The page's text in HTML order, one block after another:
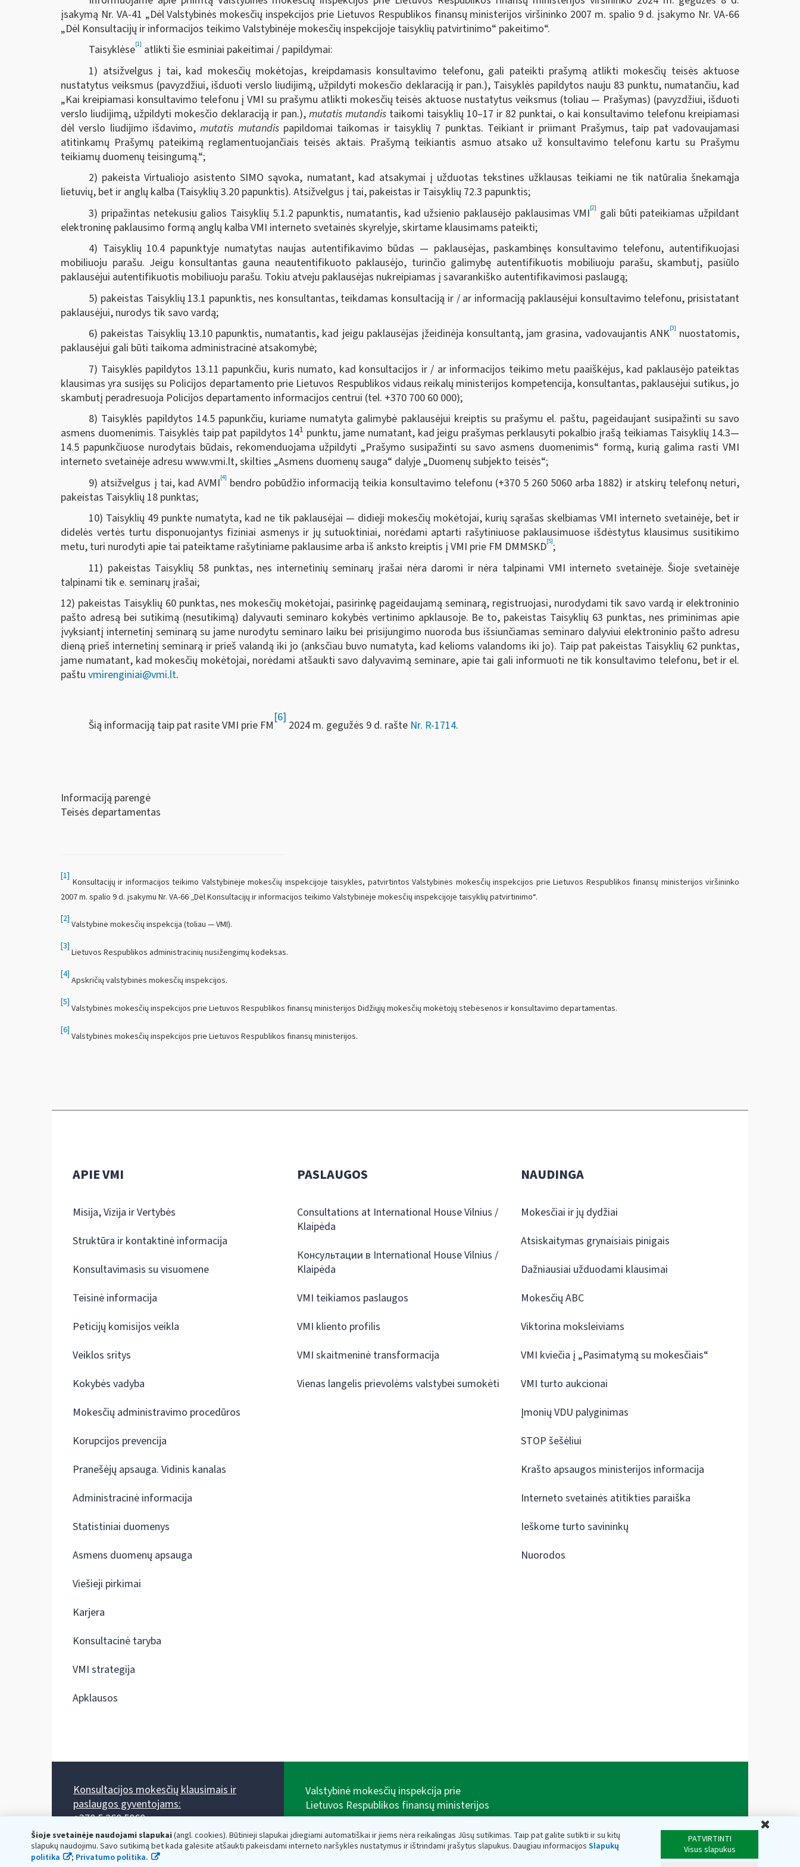
įsakymą Nr. VA-41 „Dėl Valstybinės mokesčių inspekcijos prie Lietuvos Respublikos finansų ministerijos viršininko 2007 m. spalio 9 d. įsakymo Nr. VA-66
„Dėl Konsultacijų ir informacijos teikimo Valstybinėje mokesčių inspekcijoje taisyklių patvirtinimo“ pakeitimo“.
Taisyklėse[1] atlikti šie esminiai pakeitimai / papildymai:
1) atsižvelgus į tai, kad mokesčių mokėtojas, kreipdamasis konsultavimo telefonu, gali pateikti prašymą atlikti mokesčių teisės aktuose
nustatytus veiksmus (pavyzdžiui, išduoti verslo liudijimą, užpildyti mokesčio deklaraciją ir pan.), Taisyklės papildytos nauju 83 punktu, numatančiu, kad
„Kai kreipiamasi konsultavimo telefonu į VMI su prašymu atlikti mokesčių teisės aktuose nustatytus veiksmus (toliau — Prašymas) (pavyzdžiui, išduoti
verslo liudijimą, užpildyti mokesčio deklaraciją ir pan.), mutatis mutandis taikomi taisyklių 10–17 ir 82 punktai, o kai konsultavimo telefonu kreipiamasi
dėl verslo liudijimo išdavimo,mutatis mutandispapildomai taikomas ir taisyklių 7 punktas. Teikiant ir priimant Prašymus, taip pat vadovaujamasi
atitinkamų Prašymų pateikimą reglamentuojančiais teisės aktais. Prašymą teikiantis asmuo atsako už konsultavimo telefonu kartu su Prašymu
teikiamų duomenų teisingumą.“;
2) pakeista Virtualiojo asistento SIMO sąvoka, numatant, kad atsakymai į užduotas tekstines užklausas teikiami ne tik natūralia šnekamąja
lietuvių, bet ir anglų kalba (Taisyklių 3.20 papunktis). Atsižvelgus į tai, pakeistas ir Taisyklių 72.3 papunktis;
3) pripažintas netekusiu galios Taisyklių 5.1.2 papunktis, numatantis, kad užsienio paklausėjo paklausimas VMI[2] gali būti pateikiamas užpildant
elektroninę paklausimo formą anglų kalba VMI interneto svetainės skyrelyje, skirtame klausimams pateikti;
4) Taisyklių 10.4 papunktyje numatytas naujas autentifikavimo būdas — paklausėjas, paskambinęs konsultavimo telefonu, autentifikuojasi
mobiliuoju parašu. Jeigu konsultantas gauna neautentifikuoto paklausėjo, turinčio galimybę autentifikuotis mobiliuoju parašu, skambutį, pasiūlo
paklausėjui autentifikuotis mobiliuoju parašu. Tokiu atveju paklausėjas nukreipiamas į savarankiško autentifikavimosi paslaugą;
5) pakeistas Taisyklių 13.1 papunktis, nes konsultantas, teikdamas konsultaciją ir / ar informaciją paklausėjui konsultavimo telefonu, prisistatant
paklausėjui, nurodys tik savo vardą;
6) pakeistas Taisyklių 13.10 papunktis, numatantis, kad jeigu paklausėjas įžeidinėja konsultantą, jam grasina, vadovaujantis ANK[3] nuostatomis,
paklausėjui gali būti taikoma administracinė atsakomybė;
7) Taisyklės papildytos 13.11 papunkčiu, kuris numato, kad konsultacijos ir / ar informacijos teikimo metu paaiškėjus, kad paklausėjo pateiktas
klausimas yra susijęs su Policijos departamento prie Lietuvos Respublikos vidaus reikalų ministerijos kompetencija, konsultantas, paklausėjui sutikus, jo
skambutį peradresuoja Policijos departamento informacijos centrui (tel. +370 700 60 000);
8) Taisyklės papildytos 14.5 papunkčiu, kuriame numatyta galimybė paklausėjui kreiptis su prašymu el. paštu, pageidaujant susipažinti su savo
asmens duomenimis. Taisyklės taip pat papildytos 141 punktu, jame numatant, kad jeigu prašymas perklausyti pokalbio įrašą teikiamas Taisyklių 14.3—
14.5 papunkčiuose nurodytais būdais, rekomenduojama užpildyti „Prašymo susipažinti su savo asmens duomenimis“ formą, kurią galima rasti VMI
interneto svetainėje adresu www.vmi.lt, skilties „Asmens duomenų sauga“ dalyje „Duomenų subjekto teisės“;
9) atsižvelgus į tai, kad AVMI[4] bendro pobūdžio informaciją teikia konsultavimo telefonu (+370 5 260 5060 arba 1882) ir atskirų telefonų neturi,
pakeistas Taisyklių 18 punktas;
10) Taisyklių 49 punkte numatyta, kad ne tik paklausėjai — didieji mokesčių mokėtojai, kurių sąrašas skelbiamas VMI interneto svetainėje, bet ir
didelės vertės turtu disponuojantys fiziniai asmenys ir jų sutuoktiniai, norėdami aptarti rašytiniuose paklausimuose išdėstytus klausimus susitikimo
metu, turi nurodyti apie tai pateiktame rašytiniame paklausime arba iš anksto kreiptis į VMI prie FM DMMSKD[5];
11) pakeistas Taisyklių 58 punktas, nes internetinių seminarų įrašai nėra daromi ir nėra talpinami VMI interneto svetainėje. Šioje svetainėje
talpinami tik e. seminarų įrašai;
12) pakeistas Taisyklių 60 punktas, nes mokesčių mokėtojai, pasirinkę pageidaujamą seminarą, registruojasi, nurodydami tik savo vardą ir elektroninio
pašto adresą bei sutikimą (nesutikimą) dalyvauti seminaro kokybės vertinimo apklausoje. Be to, pakeistas Taisyklių 63 punktas, nes priminimas apie
įvyksiantį internetinį seminarą su jame nurodytu seminaro laiku bei prisijungimo nuoroda bus išsiunčiamas seminaro dalyviui elektroninio pašto adresu
dieną prieš internetinį seminarą ir prieš valandą iki jo (anksčiau buvo numatyta, kad kelioms valandoms iki jo). Taip pat pakeistas Taisyklių 62 punktas,
jame numatant, kad mokesčių mokėtojai, norėdami atšaukti savo dalyvavimą seminare, apie tai gali informuoti ne tik konsultavimo telefonu, bet ir el.
paštu vmirenginiai@vmi.lt.
Šią informaciją taip pat rasite VMI prie FM
[6]
2024 m. gegužės 9 d. rašte Nr. R-1714.
Informaciją parengė
Teisės departamentas
[1]
Konsultacijų ir informacijos teikimo Valstybinėje mokesčių inspekcijoje taisyklės, patvirtintos Valstybinės mokesčių inspekcijos prie Lietuvos Respublikos finansų ministerijos viršininko
2007 m. spalio 9 d. įsakymu Nr. VA-66 „Dėl Konsultacijų ir informacijos teikimo Valstybinėje mokesčių inspekcijoje taisyklių patvirtinimo“.
[2]
Valstybinė mokesčių inspekcija (toliau — VMI).
[3]
Lietuvos Respublikos administracinių nusižengimų kodeksas.
[4]
Apskričių valstybinės mokesčių inspekcijos.
[5]
Valstybinės mokesčių inspekcijos prie Lietuvos Respublikos finansų ministerijos Didžiųjų mokesčių mokėtojų stebėsenos ir konsultavimo departamentas.
[6]
Valstybinės mokesčių inspekcijos prie Lietuvos Respublikos finansų ministerijos.
Šioje svetainėje naudojami slapukai(angl. cookies). Būtinieji slapukai įdiegiami automatiškai ir jiems nėra reikalingas Jūsų sutikimas. Taip pat galite sutikti ir su kitų
slapukų naudojimu. Savo sutikimą bet kada galėsite atšaukti pakeisdami interneto naršyklės nustatymus ir ištrindami įrašytus slapukus. Daugiau informacijos Slapukų
politika
; Privatumo politika.
PATVIRTINTI
Visus slapukus
APIE VMI
Misija, Vizija ir Vertybės
Struktūra ir kontaktinė informacija
Konsultavimasis su visuomene
Teisinė informacija
Peticijų komisijos veikla
Veiklos sritys
Kokybės vadyba
Mokesčių administravimo procedūros
Korupcijos prevencija
Pranešėjų apsauga. Vidinis kanalas
Administracinė informacija
Statistiniai duomenys
Asmens duomenų apsauga
Viešieji pirkimai
Karjera
Konsultacinė taryba
VMI strategija
Apklausos
PASLAUGOS
Consultations at International House Vilnius /
Klaipėda
Консультации в International House Vilnius /
Klaipėda
VMI teikiamos paslaugos
VMI kliento profilis
VMI skaitmeninė transformacija
Vienas langelis prievolėms valstybei sumokėti
NAUDINGA
Mokesčiai ir jų dydžiai
Atsiskaitymas grynaisiais pinigais
Dažniausiai užduodami klausimai
Mokesčių ABC
Viktorina moksleiviams
VMI kviečia į „Pasimatymą su mokesčiais“
VMI turto aukcionai
Įmonių VDU palyginimas
STOP šešėliui
Krašto apsaugos ministerijos informacija
Interneto svetainės atitikties paraiška
Ieškome turto savininkų
Nuorodos
Konsultacijos mokesčių klausimais ir
paslaugos gyventojams:
+370 5 260 5060
Darbo laikas: I-IV 8.00-17.00, V 8.00-15.45.
Prieššventinę dieną - viena valanda trumpiau.
Kiekvieno mėnesio antrą penktadienį 8.00 val. - 12.00 val.
Valstybinė mokesčių inspekcija prie
Lietuvos Respublikos finansų ministerijos
adresas: Vasario 16-osios g. 14, 01107 Vilnius, Lietuva,
el.paštas:vmi@vmi.lt, E. pristatymo dėžutės adresas